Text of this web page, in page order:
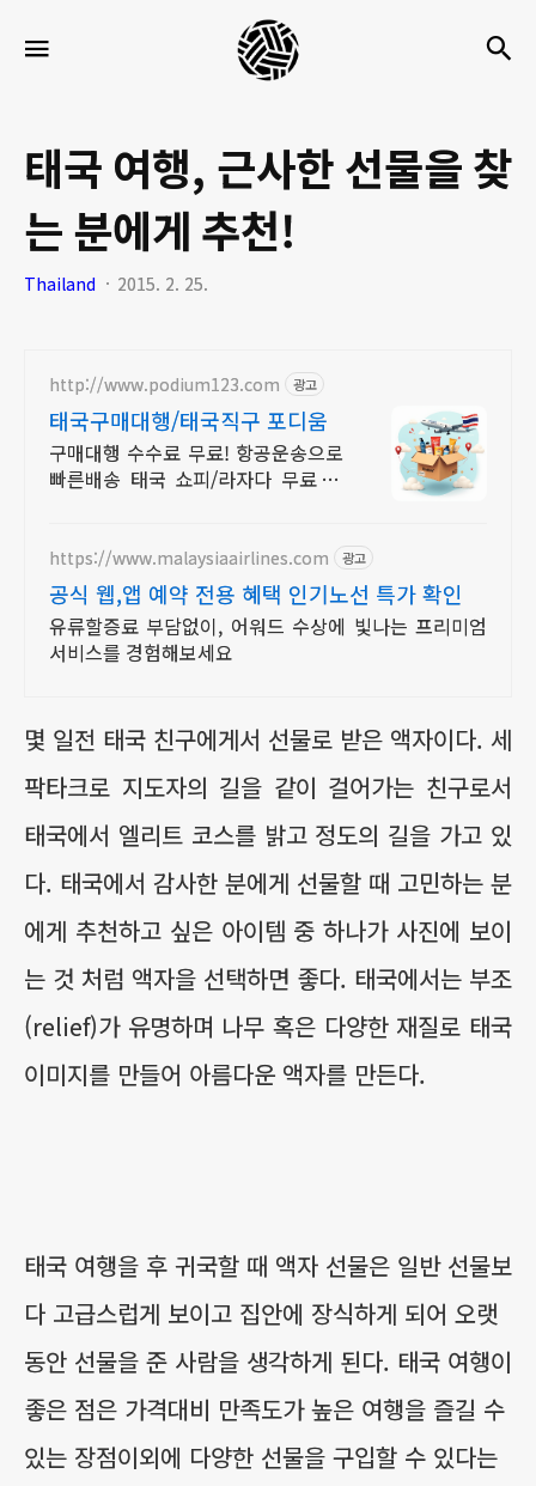
세
팍
크
로
라
태국 여행, 근사한 선물을 찾
는 분에게 추천!
Thailand 2015. 2. 25.
http://www.podium123.com 광고
태국구매대행/태국직구 포디움
구매대행 수수료 무료! 항공운송으로
빠른배송 태국 쇼피/라자다 무료 구
https://www.malaysiaairlines.com 광고
공식 웹,앱 예약 전용 혜택 인기노선 특가 확인
유류할증료 부담없이, 어워드 수상에 빛나는 프리미엄
서비스를 경험해보세요
몇 일전 태국 친구에게서 선물로 받은 액자이다. 세
팍타크로 지도자의 길을 같이 걸어가는 친구로서
태국에서 엘리트 코스를 밝고 정도의 길을 가고 있
다. 태국에서 감사한 분에게 선물할 때 고민하는 분
에게 추천하고 싶은 아이템 중 하나가 사진에 보이
는 것 처럼 액자을 선택하면 좋다. 태국에서는 부조
(relief)가 유명하며 나무 혹은 다양한 재질로 태국
이미지를 만들어 아름다운 액자를 만든다.
태국 여행을 후 귀국할 때 액자 선물은 일반 선물보
다 고급스럽게 보이고 집안에 장식하게 되어 오랫
동안 선물을 준 사람을 생각하게 된다. 태국 여행이
좋은 점은 가격대비 만족도가 높은 여행을 즐길 수
있는 장점이외에 다양한 선물을 구입할 수 있다는